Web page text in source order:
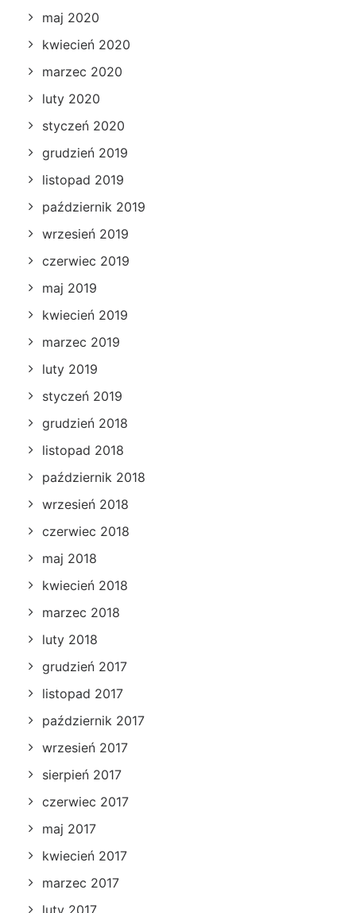
maj 2020
kwiecień 2020
marzec 2020
luty 2020
styczeń 2020
grudzień 2019
listopad 2019
październik 2019
wrzesień 2019
czerwiec 2019
maj 2019
kwiecień 2019
marzec 2019
luty 2019
styczeń 2019
grudzień 2018
listopad 2018
październik 2018
wrzesień 2018
czerwiec 2018
maj 2018
kwiecień 2018
marzec 2018
luty 2018
grudzień 2017
listopad 2017
październik 2017
wrzesień 2017
sierpień 2017
czerwiec 2017
maj 2017
kwiecień 2017
marzec 2017